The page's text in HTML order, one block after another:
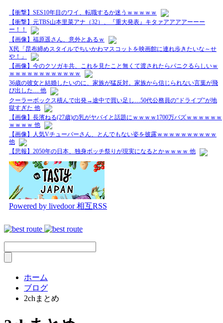
【衝撃】SES10年目のワイ、転職するか迷うｗｗｗｗｗ
【衝撃】元TBS山本里菜アナ（32）、『重大発表』キタァアアアアーーー
ー！！
【画像】福原遥さん、意外とあるｗ
X民「昆布締めスタイルでちいかわマスコットを映画館に連れ歩きたいな～せ
や！」
【画像】今のクソガキ共、これを見たこと無くて渡されたらパニクるらしいｗ
ｗｗｗｗｗｗｗｗｗｗｗｗ
36歳の彼女と結婚したいのに、家族が猛反対。家族から信じられない言葉が飛
び出した… 他
クーラーボックス積んで出発→途中で買い足し…50代公務員の“ドライブ”が地
獄すぎた 他
【画像】長濱ねる(27歳)の乳がヤバイと話題にｗｗｗｗ1700万バズｗｗｗｗｗｗ
ｗｗｗｗ 他
【画像】人気Vチューバーさん、とんでもない姿を披露ｗｗｗｗｗｗｗｗｗｗ
他
【悲報】2050年の日本、独身ボッチ祭りが現実になるとかｗｗｗｗ 他
Powered by livedoor 相互RSS
ホーム
ブログ
2chまとめ